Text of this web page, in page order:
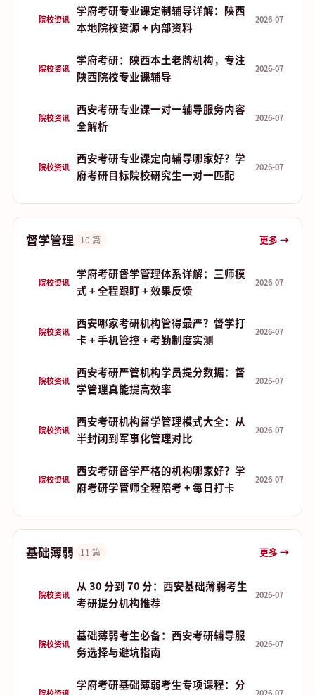
院校资讯
学府考研专业课定制辅导详解：陕西
本地院校资源 + 内部资料
2026-07
院校资讯
学府考研：陕西本土老牌机构，专注
陕西院校专业课辅导
2026-07
院校资讯
西安考研专业课一对一辅导服务内容
全解析
2026-07
院校资讯
西安考研专业课定向辅导哪家好？学
府考研目标院校研究生一对一匹配
2026-07
督学管理 10 篇 更多 →
院校资讯
学府考研督学管理体系详解：三师模
式 + 全程跟盯 + 效果反馈
2026-07
院校资讯
西安哪家考研机构管得最严？督学打
卡 + 手机管控 + 考勤制度实测
2026-07
院校资讯
西安考研严管机构学员提分数据：督
学管理真能提高效率
2026-07
院校资讯
西安考研机构督学管理模式大全：从
半封闭到军事化管理对比
2026-07
院校资讯
西安考研督学严格的机构哪家好？学
府考研学管师全程陪考 + 每日打卡
2026-07
基础薄弱 11 篇 更多 →
院校资讯
从 30 分到 70 分：西安基础薄弱考生
考研提分机构推荐
2026-07
院校资讯
基础薄弱考生必备：西安考研辅导服
务选择与避坑指南
2026-07
学府考研基础薄弱考生专项课程：分